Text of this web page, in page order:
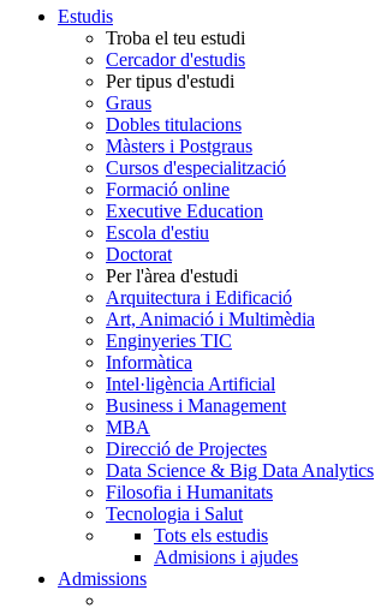
Estudis
Troba el teu estudi
Cercador d'estudis
Per tipus d'estudi
Graus
Dobles titulacions
Màsters i Postgraus
Cursos d'especialització
Formació online
Executive Education
Escola d'estiu
Doctorat
Per l'àrea d'estudi
Arquitectura i Edificació
Art, Animació i Multimèdia
Enginyeries TIC
Informàtica
Intel·ligència Artificial
Business i Management
MBA
Direcció de Projectes
Data Science & Big Data Analytics
Filosofia i Humanitats
Tecnologia i Salut
Tots els estudis
Admisions i ajudes
Admissions